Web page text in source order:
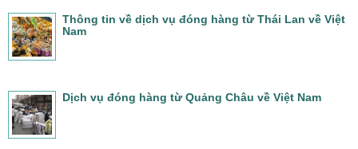
Thông tin về dịch vụ đóng hàng từ Thái Lan về Việt
Nam
Dịch vụ đóng hàng từ Quảng Châu về Việt Nam